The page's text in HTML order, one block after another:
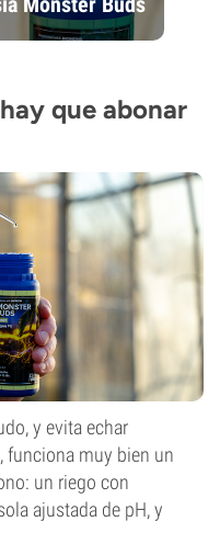
que abonar
y evita echar
funciona muy bien un
un riego con
ajustada de pH, y